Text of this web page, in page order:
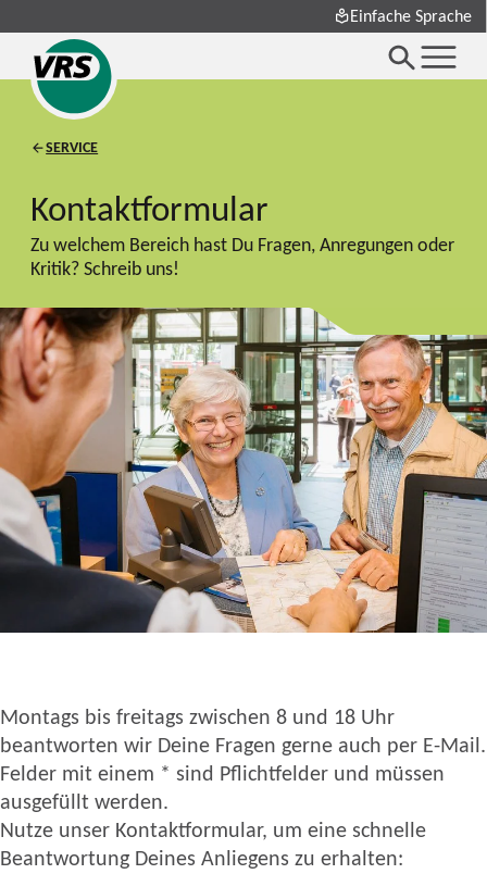
Einfache Sprache
SERVICE
Kontaktformular
Zu welchem Bereich hast Du Fragen, Anregungen oder
Kritik? Schreib uns!
Montags bis freitags zwischen 8 und 18 Uhr
beantworten wir Deine Fragen gerne auch per E-Mail.
Felder mit einem * sind Pflichtfelder und müssen
ausgefüllt werden.
Nutze unser Kontaktformular, um eine schnelle
Beantwortung Deines Anliegens zu erhalten: